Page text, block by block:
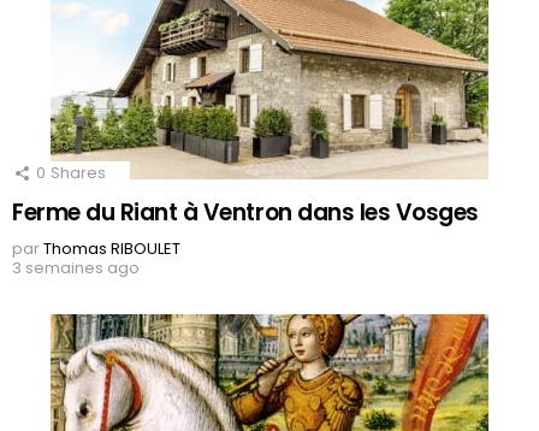
0 Shares
Ferme du Riant à Ventron dans les Vosges
parThomas RIBOULET
3 semaines ago